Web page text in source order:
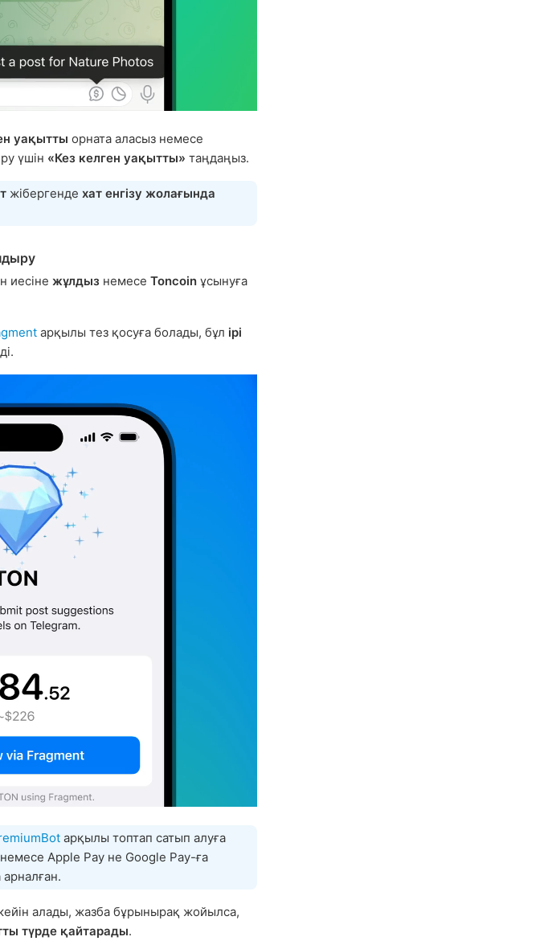
уақытты орната аласыз немесе
үшін «Кез келген уақытты» таңдаңыз.
жібергенде хат енгізу жолағында
иесіне жұлдыз немесе Toncoin ұсынуға
арқылы тез қосуға болады, бұл ірі
арқылы топтап сатып алуға
Apple Pay не Google Pay-ға
алады, жазба бұрынырақ жойылса,
түрде қайтарады.